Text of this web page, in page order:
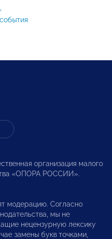
организация малого
«ОПОРА РОССИИ».
модерацию. Согласно
мы не
нецензурную лексику
замены букв точками,